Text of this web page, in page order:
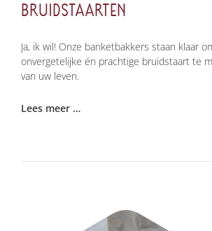
BRUIDSTAARTEN
Ja, ik wil! Onze banketbakkers staan klaar
onvergetelijke én prachtige bruidstaart te
van uw leven.
Lees meer …